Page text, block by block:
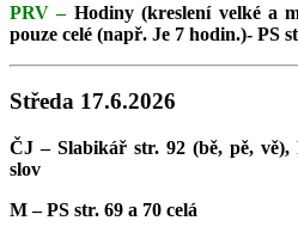
PRV – Hodiny (kreslení velké a
pouze celé (např. Je 7 hodin.)- PS
Středa 17.6.2026
ČJ – Slabikář str. 92 (bě, pě,
slov
M – PS str. 69 a 70 celá